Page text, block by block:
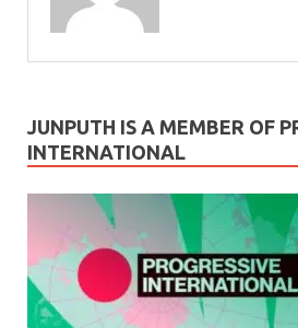
JUNPUTH IS A MEMBER OF
INTERNATIONAL